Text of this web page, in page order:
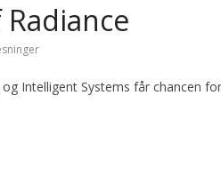
Intelligent Systems får chancen